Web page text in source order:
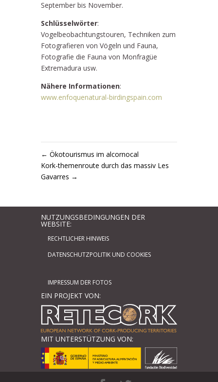
September bis November.
Schlüsselwörter:
Vogelbeobachtungstouren, Techniken zum
Fotografieren von Vögeln und Fauna,
Fotografie die Fauna von Monfragüe
Extremadura usw.
Nähere Informationen:
www.enfoquenatural-birdingspain.com
← Ökotourismus im alcornocal
Kork-themenroute durch das massiv Les
Gavarres →
NUTZUNGSBEDINGUNGEN DER
WEBSITE:
RECHTLICHER HINWEIS
DATENSCHUTZPOLITIK UND COOKIES
IMPRESSUM DER FOTOS
EIN PROJEKT VON:
MIT UNTERSTÜTZUNG VON: